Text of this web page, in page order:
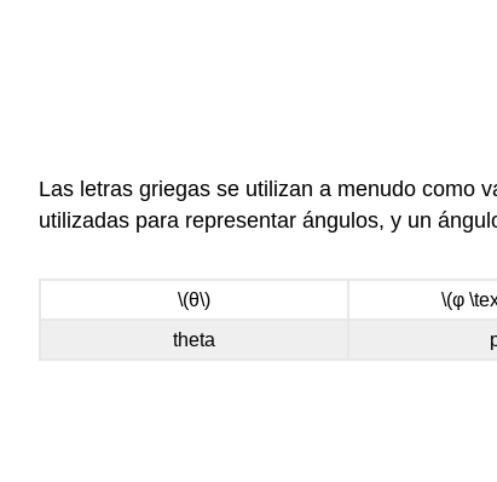
Las letras griegas se utilizan a menudo como
utilizadas para representar ángulos, y un
\(θ\)
\(φ
theta